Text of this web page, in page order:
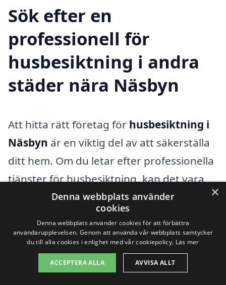
Sök efter en
professionell för
husbesiktning i andra
städer nära Näsbyn
Att hitta rätt företag för husbesiktning i
Näsbyn är en viktig del av att säkerställa
ditt hem. Om du letar efter professionella
tjänster för husbesiktning, kan det vara
fördelaktigt att bredda din sökning till
närliggande städer. Det finns flera
kompetenta företag som erbjuder
husbesiktning och kan ge dig en grundlig
inspektion av ditt boende.
×
Denna webbplats använder
cookies
Denna webbplats använder cookies för att förbättra
användarupplevelsen. Genom att använda vår webbplats samtycker
du till alla cookies i enlighet med vår cookiepolicy. Läs mer
ACCEPTERA ALLA AVVISA ALLT